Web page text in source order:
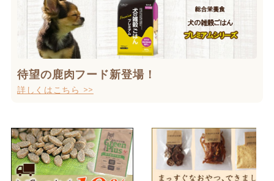
待望の鹿肉フード新登場！
詳しくはこちら >>